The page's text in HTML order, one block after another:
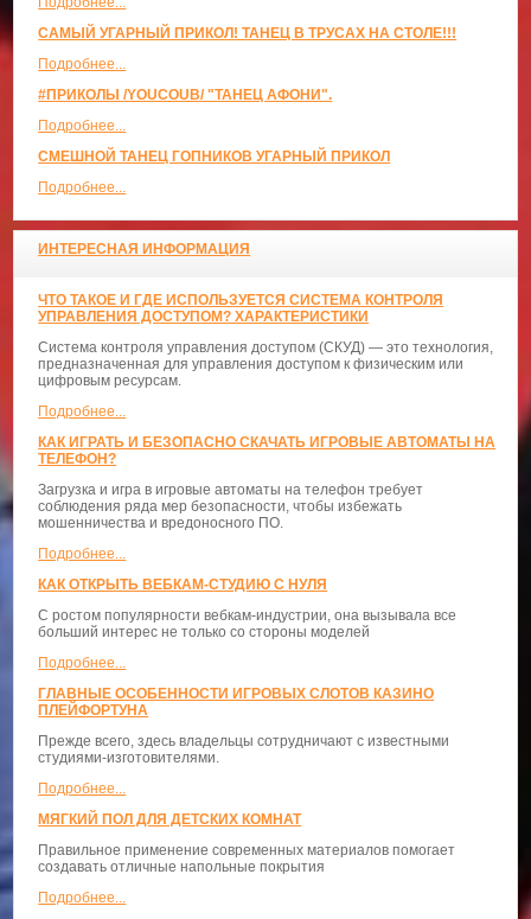
САМЫЙ УГАРНЫЙ ПРИКОЛ! ТАНЕЦ В ТРУСАХ НА СТОЛЕ!!!
Подробнее...
#ПРИКОЛЫ /YOUCOUB/ "ТАНЕЦ АФОНИ".
Подробнее...
СМЕШНОЙ ТАНЕЦ ГОПНИКОВ УГАРНЫЙ ПРИКОЛ
Подробнее...
ИНТЕРЕСНАЯ ИНФОРМАЦИЯ
ЧТО ТАКОЕ И ГДЕ ИСПОЛЬЗУЕТСЯ СИСТЕМА КОНТРОЛЯ
УПРАВЛЕНИЯ ДОСТУПОМ? ХАРАКТЕРИСТИКИ
Система контроля управления доступом (СКУД) — это технология,
предназначенная для управления доступом к физическим или
цифровым ресурсам.
Подробнее...
КАК ИГРАТЬ И БЕЗОПАСНО СКАЧАТЬ ИГРОВЫЕ АВТОМАТЫ НА
ТЕЛЕФОН?
Загрузка и игра в игровые автоматы на телефон требует
соблюдения ряда мер безопасности, чтобы избежать
мошенничества и вредоносного ПО.
Подробнее...
КАК ОТКРЫТЬ ВЕБКАМ-СТУДИЮ С НУЛЯ
С ростом популярности вебкам-индустрии, она вызывала все
больший интерес не только со стороны моделей
Подробнее...
ГЛАВНЫЕ ОСОБЕННОСТИ ИГРОВЫХ СЛОТОВ КАЗИНО
ПЛЕЙФОРТУНА
Прежде всего, здесь владельцы сотрудничают с известными
студиями-изготовителями.
Подробнее...
МЯГКИЙ ПОЛ ДЛЯ ДЕТСКИХ КОМНАТ
Правильное применение современных материалов помогает
создавать отличные напольные покрытия
Подробнее...